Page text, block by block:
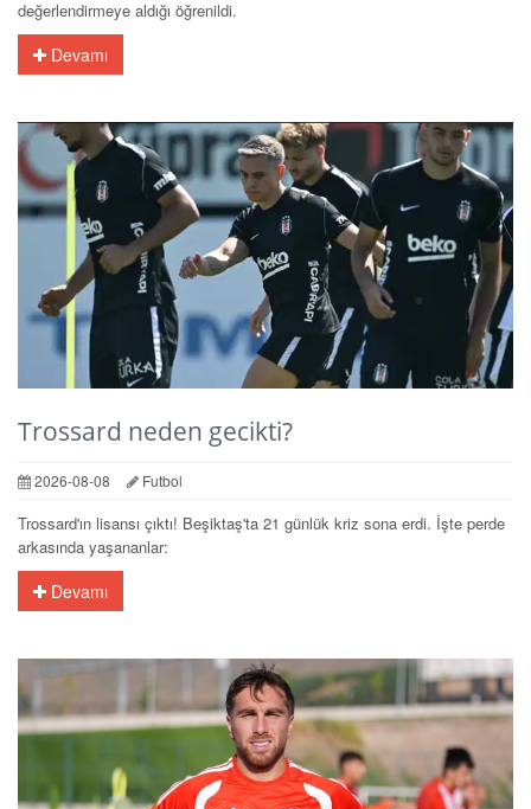
değerlendirmeye aldığı öğrenildi.
Devamı
Trossard neden gecikti?
2026-08-08 Futbol
Trossard'ın lisansı çıktı! Beşiktaş'ta 21 günlük kriz sona erdi. İşte perde
arkasında yaşananlar:
Devamı